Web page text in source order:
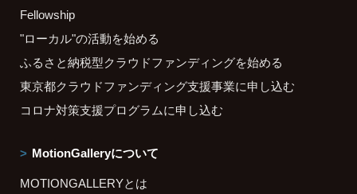
Fellowship
"ローカル"の活動を始める
ふるさと納税型クラウドファンディングを始める
東京都クラウドファンディング支援事業に申し込む
コロナ対策支援プログラムに申し込む
MotionGalleryについて
MOTIONGALLERYとは